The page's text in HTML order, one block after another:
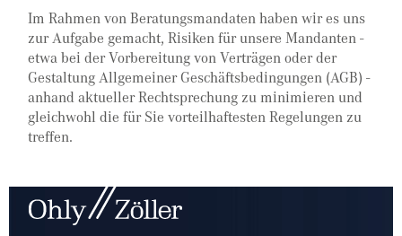
Im Rahmen von Beratungsmandaten haben wir es uns
zur Aufgabe gemacht, Risiken für unsere Mandanten -
etwa bei der Vorbereitung von Verträgen oder der
Gestaltung Allgemeiner Geschäftsbedingungen (AGB) -
anhand aktueller Rechtsprechung zu minimieren und
gleichwohl die für Sie vorteilhaftesten Regelungen zu
treffen.